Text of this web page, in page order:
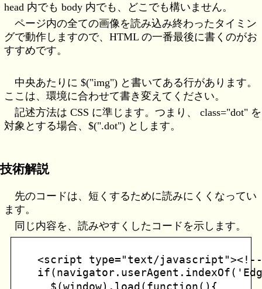
head 内でも body 内でも、どこでも構いません。
ページ内の全ての画像を読み込み終わったタイミン
グで動作しますので、HTML の一番最後に書くのがお
すすめです。
中央あたりに $("img") と書いてある行があります。
ここは、環境に合わせて書き変えてください。
記述方法は CSS に準じます。つまり、 class="dot" を
対象とする場合、$(".dot") とします。
技術解説
先のコードは、短くするために読みにくくなってい
ます。
同じ内容を、読みやすくしたコードを示します。
<script type="text/javascript"><!--
$(window).load(function(){